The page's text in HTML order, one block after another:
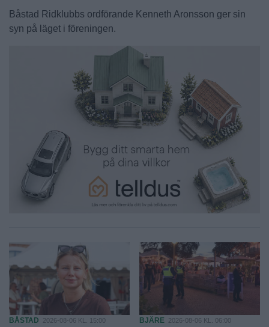
Båstad Ridklubbs ordförande Kenneth Aronsson ger sin
syn på läget i föreningen.
BÅSTAD 2026-08-06 KL. 15:00 BJÄRE 2026-08-06 KL. 06:00